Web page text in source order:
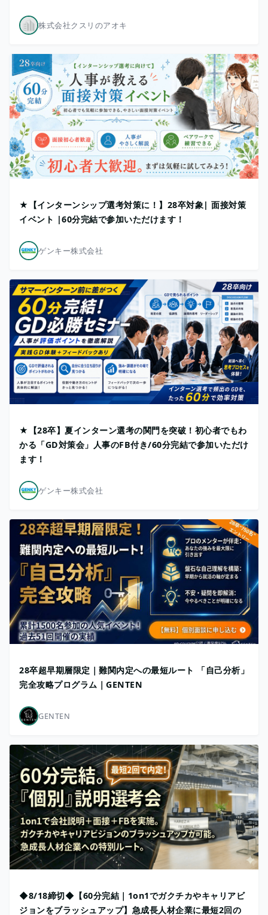
株式会社クスリのアオキ
★【インターンシップ選考対策に！】28卒対象| 面接対策
イベント |60分完結で参加いただけます！
ゲンキー株式会社
★【28卒】夏インターン選考の関門を突破！初心者でもわ
かる「GD対策会」人事のFB付き/60分完結で参加いただけ
ます！
ゲンキー株式会社
28卒超早期層限定｜難関内定への最短ルート 「自己分析」
完全攻略プログラム｜GENTEN
GENTEN
◆8/18締切◆【60分完結｜1on1でガクチカやキャリアビ
ジョンをブラッシュアップ】急成長人材企業に最短2回の